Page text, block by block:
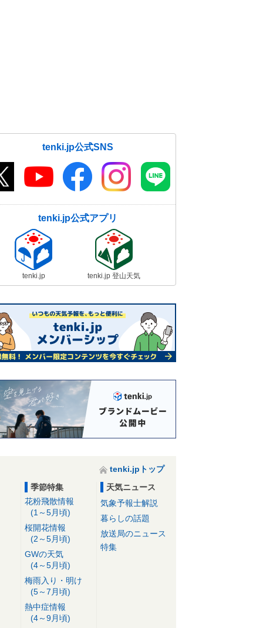
tenki.jp公式SNS
tenki.jp公式アプリ
tenki.jp tenki.jp 登山天気
tenki.jpトップ
季節特集
花粉飛散情報
(1～5月頃)
桜開花情報
(2～5月頃)
GWの天気
(4～5月頃)
梅雨入り・明け
(5～7月頃)
熱中症情報
(4～9月頃)
天気ニュース
気象予報士解説
暮らしの話題
放送局のニュース
特集